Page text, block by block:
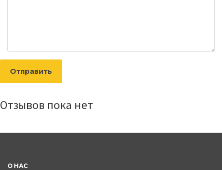
Отправить
Отзывов пока нет
О НАС